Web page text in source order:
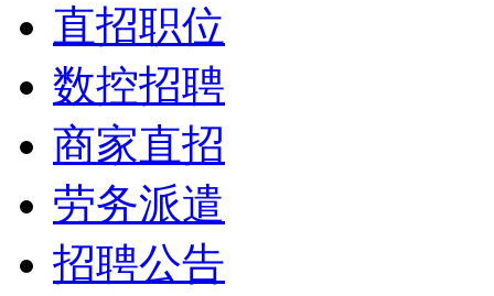
直招职位
数控招聘
商家直招
劳务派遣
招聘公告